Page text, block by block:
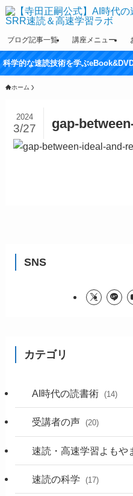
ブログ記事一覧 講座メニュー
科学的な速読技術を学ぶ
ホーム
gap-
2024
3/27
SNS
カテゴリ
AI時代の読書術 (14)
受講者の声 (20)
速読・高速学習よもや
速読の科学 (17)